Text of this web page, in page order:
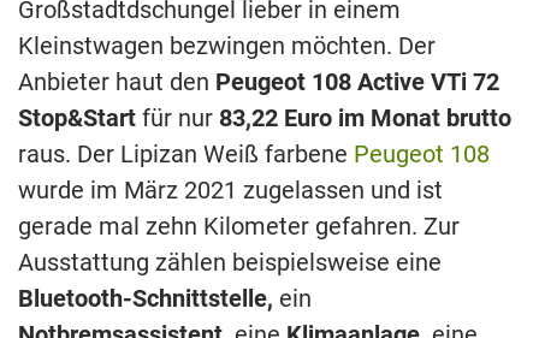
Großstadtdschungel lieber in einem
Kleinstwagen bezwingen möchten. Der
Anbieter haut den Peugeot 108 Active VTi 72
Stop&Start für nur 83,22 Euro im Monat brutto
raus. Der Lipizan Weiß farbene Peugeot 108
wurde im März 2021 zugelassen und ist
gerade mal zehn Kilometer gefahren. Zur
Ausstattung zählen beispielsweise eine
Bluetooth-Schnittstelle, ein